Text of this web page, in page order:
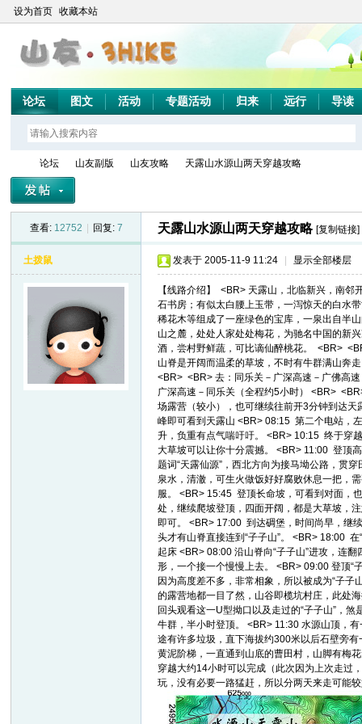
设为首页 收藏本站
论坛 图文 活动 专题活动 归来 远行 导读
论坛
›
山友副版
›
山友攻略
›
天露山水源山两天穿越攻略
查看: 12752 回复: 7 天露山水源山两天穿越攻略 [复制链接]
土拨鼠 发表于 2005-11-9 11:24 显示全部楼层
【线路介绍】 <BR> 天露山，北临新兴，南
石书房；有似太白腰上玉带，一泻惊天的白水
稀花木等组成了一座绿色的宝库，一泉出自半
山之麓，处处人家处处梅花，为驰名中国的新
酒，尝村野鲜蔬，可比谪仙醉桃花。 <BR>
山脊是开阔而温柔的草坡，不时有牛群满山奔
<BR> <BR> 去：同乐关－广深高速－广佛高
广深高速－同乐关（全程约5小时） <BR>
场露营（较小），也可继续往前开3分钟到达
峰即可看到天露山 <BR> 08:15 第二个电站，
升，负重有点气喘吁吁。 <BR> 10:15 终于穿
大草坡可以让你十分震撼。 <BR> 11:00 登顶
题词“天露仙源”，西北方向为接马坳公路，贯
泉水，清澈，可生火做饭好好腐败休息一把，
服。 <BR> 15:45 登顶长命坡，可看到对面，
处，继续爬坡登顶，四面开阔，都是大草坡，
即可。 <BR> 17:00 到达碉堡，时间尚早，继
头才有山脊直接连到“子子山”。 <BR> 18:00
起床 <BR> 08:00 沿山脊向“子子山”进攻，连
形，一个接一个慢慢上去。 <BR> 09:00 登顶“
因为高度差不多，非常相象，所以被成为“子
的露营地都一目了然，山谷即榄坑村庄，此处
回头观看这一U型拗口以及走过的“子子山”，
牛群，半小时登顶。 <BR> 11:30 水源山顶，
途有许多垃圾，直下海拔约300米以后石壁旁
黄泥阶梯，一直通到山底的曹田村，山脚有梅
穿越大约14小时可以完成（此次因为上次走过
玩，没有必要一路猛赶，所以分两天来走可能